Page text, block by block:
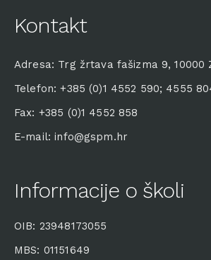
Kontakt
Adresa: Trg žrtava fašizma 9, 10000
Telefon: +385 (0)1 4552 590; 4555
Fax: +385 (0)1 4552 858
E-mail: info@gspm.hr
Informacije o školi
OIB: 23948173055
MBS: 01151649